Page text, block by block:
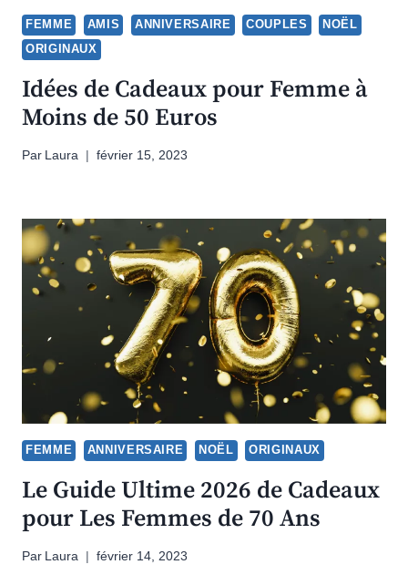
FEMME AMIS ANNIVERSAIRE COUPLES
NOËL
ORIGINAUX
Idées de Cadeaux pour Femme à
Moins de 50 Euros
Par Laura février 15, 2023
FEMME ANNIVERSAIRE NOËL ORIGINAUX
Le Guide Ultime 2026 de Cadeaux
pour Les Femmes de 70 Ans
Par Laura février 14, 2023